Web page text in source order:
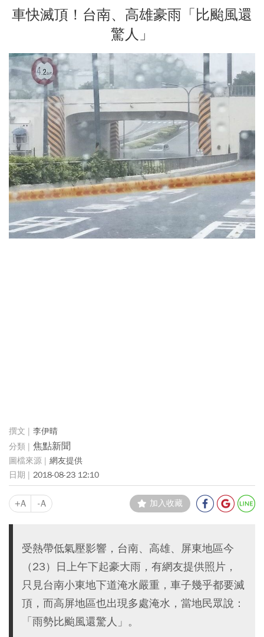
車快滅頂！台南、高雄豪雨「比颱風還
驚人」
李伊晴
焦點新聞
網友提供
2018-08-23 12:10
+A -A 加入收藏
受熱帶低氣壓影響，台南、高雄、屏東地區今
（23）日上午下起豪大雨，有網友提供照片，
只見台南小東地下道淹水嚴重，車子幾乎都要滅
頂，而高屏地區也出現多處淹水，當地民眾說：
「雨勢比颱風還驚人」。